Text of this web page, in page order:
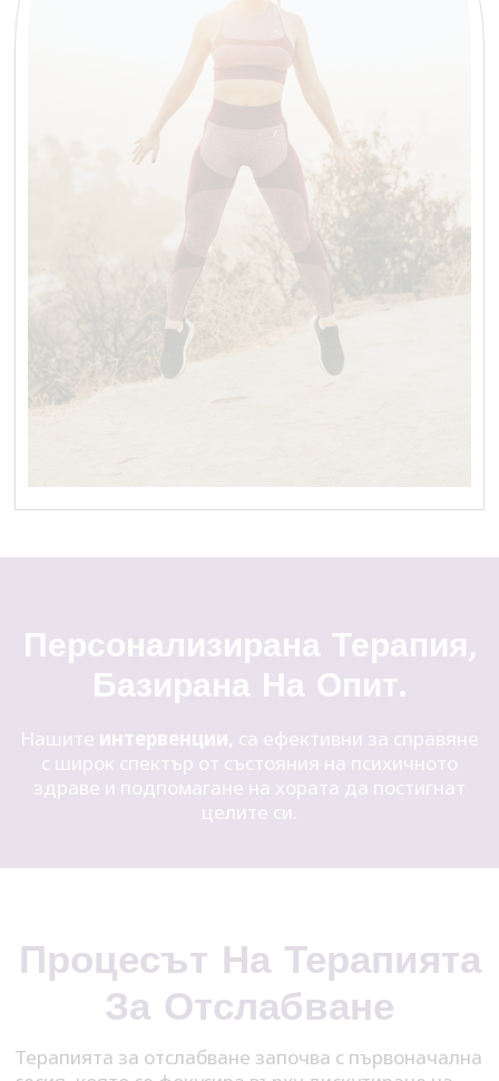
Персонализирана Терапия,
Базирана На Опит.
Нашите интервенции, са ефективни за справяне
с широк спектър от състояния на психичното
здраве и подпомагане на хората да постигнат
целите си.
Процесът На Терапията
За Отслабване
Терапията за отслабване започва с първоначална